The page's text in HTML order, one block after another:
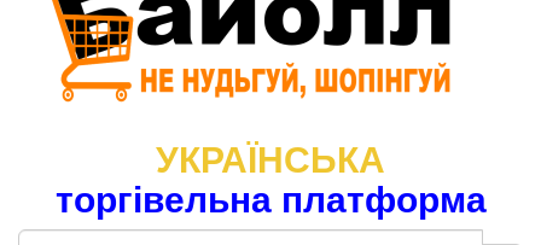
УКРАЇНСЬКА
торгівельна платформа